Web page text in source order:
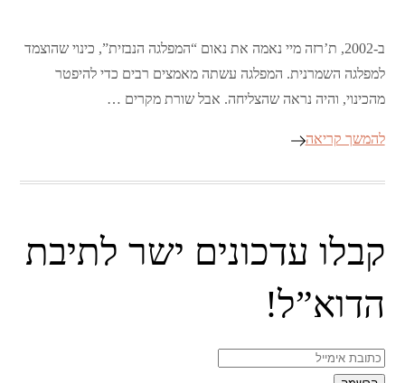
ב-2002, ת’רזה מיי נאמה את נאום “המפלגה הנבזית”, כינוי שהוצמד
למפלגה השמרנית. המפלגה עשתה מאמצים רבים כדי להיפטר
מהכינוי, והיה נראה שהצליחה. אבל שורת מקרים …
להמשך קריאה
קבלו עדכונים ישר לתיבת
הדוא”ל!